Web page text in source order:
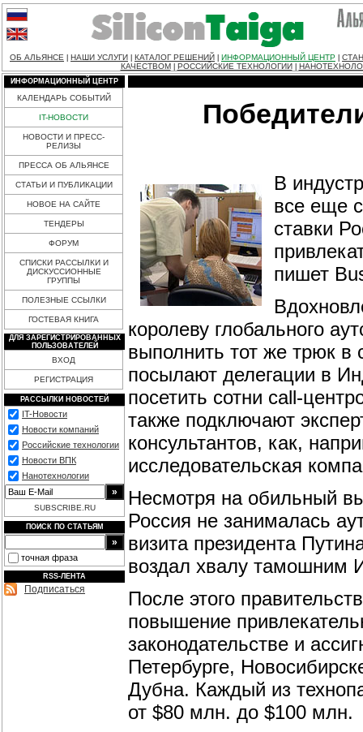
ОБ АЛЬЯНСЕ НАШИ УСЛУГИ КАТАЛОГ РЕШЕНИЙ ИНФОРМАЦИОННЫЙ ЦЕНТР
КАЧЕСТВОМ
РОССИЙСКИЕ ТЕХНОЛОГИИ
ИНФОРМАЦИОННЫЙ ЦЕНТР
КАЛЕНДАРЬ СОБЫТИЙ
IT-НОВОСТИ
НОВОСТИ И ПРЕСС-
РЕЛИЗЫ
ПРЕССА ОБ АЛЬЯНСЕ
СТАТЬИ И ПУБЛИКАЦИИ
НОВОЕ НА САЙТЕ
ТЕНДЕРЫ
ФОРУМ
СПИСКИ РАССЫЛКИ И
ДИСКУССИОННЫЕ
ГРУППЫ
ПОЛЕЗНЫЕ ССЫЛКИ
ГОСТЕВАЯ КНИГА
ДЛЯ ЗАРЕГИСТРИРОВАННЫХ
ПОЛЬЗОВАТЕЛЕЙ
ВХОД
РЕГИСТРАЦИЯ
РАССЫЛКИ НОВОСТЕЙ
IT-Новости
Новости компаний
Российские технологии
Новости ВПК
Нанотехнологии
SUBSCRIBE.RU
ПОИСК ПО СТАТЬЯМ
точная фраза
RSS-ЛЕНТА
Подписаться
В
все еще
ставки
пишет
королеву глобального
выполнить тот же трюк в
посылают делегации в
посетить сотни call-
также подключают
консультантов, как,
исследовательская
Несмотря на обильный
Россия не занималась
визита президента
воздал хвалу тамошним
После этого
повышение
законодательстве и
Петербурге,
Дубна. Каждый из
от $80 млн. до $100 млн.